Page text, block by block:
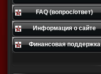
FAQ (вопрос/ответ)
Информация о сайте
Финансовая поддержка